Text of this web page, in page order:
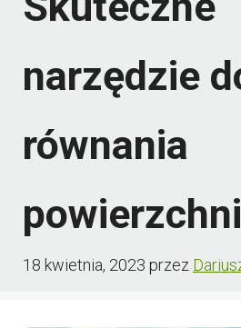
narzędzie
równania
powierzchni
18 kwietnia, 2023 przez